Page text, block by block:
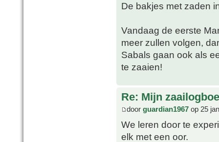
De bakjes met zaden
Vandaag de eerste
meer zullen volgen,
Sabals gaan ook als
te zaaien!
Re: Mijn
door guardian1967 op 25
We leren door te
elk met een oor.